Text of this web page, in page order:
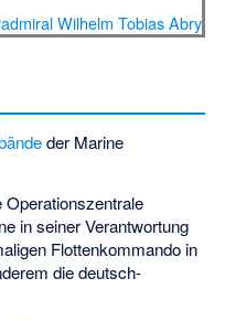
Wilhelm Tobias Abry
der Marine
in seiner Verantwortung
Flottenkommando in
die deutsch-